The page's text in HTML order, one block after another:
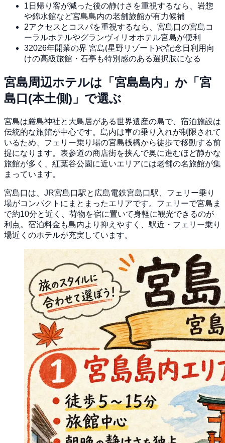
1 日帰り客が減った後の静けさを重視するなら、岩惣
や錦水館など宮島島内の老舗旅館が有力候補
2アクセスとコスパを重視するなら、宮島口の宮島コ
ーラルホテルやグランヴィリオホテル宮島が便利
32026年開業の界 宮島(星野リゾート)や記念日利用向
けの高級旅館・石亭も特別感のある選択肢になる
宮島周辺ホテルは「宮島島内」か「宮
島口(本土側)」で選ぶ
宮島は厳島神社と大鳥居がある世界遺産の島で、宿泊施設は
伝統的な旅館が中心です。島内は車の乗り入れが制限されて
いるため、フェリー乗り場の宮島桟橋から徒歩で移動する前
提になります。表参道の商店街を挟んで奥に進むほど静かな
旅館が多く、紅葉谷公園に近いエリアには老舗の名旅館が集
まっています。
宮島口は、JR宮島口駅と広島電鉄宮島口駅、フェリー乗り
場がコンパクトにまとまったエリアです。フェリーで宮島ま
で約10分と近く、荷物を宿に置いて身軽に観光できるのが
利点。宿泊料金も島内より抑えやすく、駅近・フェリー乗り
場近くのホテルが充実しています。